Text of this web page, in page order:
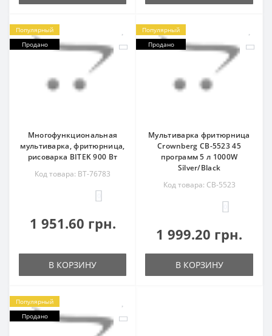
Популярный
Продано
Многофункциональная
мультиварка, фритюрница,
рисоварка BITEK 900 Вт
Код товара: BT-76783
1 951.60 грн.
В КОРЗИНУ
Популярный
Продано
Мультиварка фритюрница
Crownberg CB-5523 45
программ 5 л 1000W
Silver/Black
Код товара: СB-5523
1 999.20 грн.
В КОРЗИНУ
Популярный
Продано